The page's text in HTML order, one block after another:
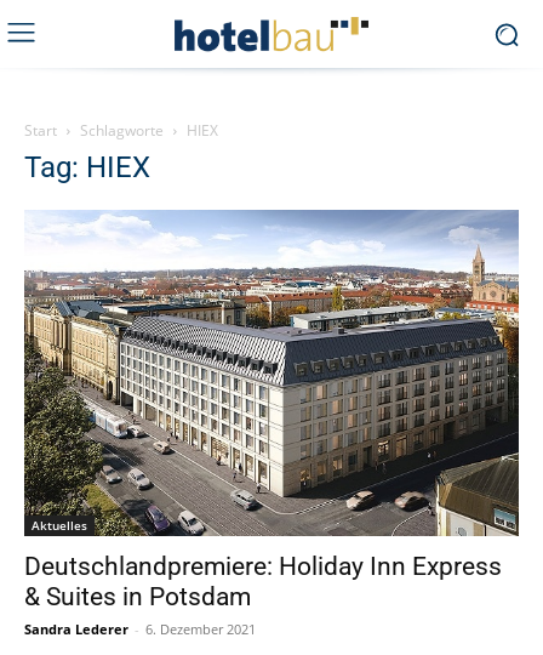
Start Schlagworte HIEX
Tag: HIEX
Aktuelles
Deutschlandpremiere: Holiday Inn Express
& Suites in Potsdam
Sandra Lederer - 6. Dezember 2021